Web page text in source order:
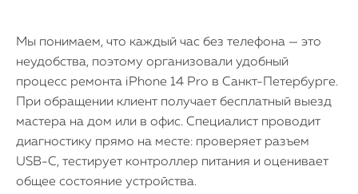
Мы понимаем, что каждый час без телефона — это
неудобства, поэтому организовали удобный
процесс ремонта iPhone 14 Pro в Санкт-Петербурге.
При обращении клиент получает бесплатный выезд
мастера на дом или в офис. Специалист проводит
диагностику прямо на месте: проверяет разъем
USB-C, тестирует контроллер питания и оценивает
общее состояние устройства.